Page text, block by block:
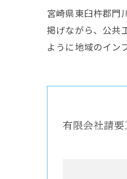
宮崎県東臼杵郡門
掲げながら、公共
ように地域のイン